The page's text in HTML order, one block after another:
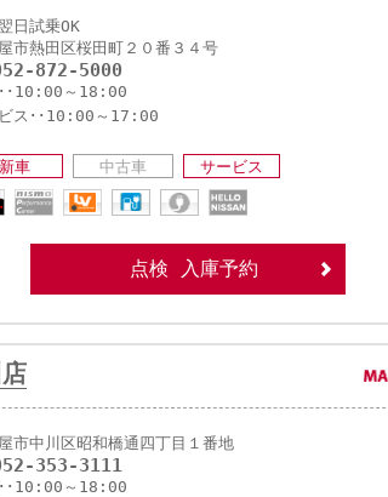
日試乗OK
市熱田区桜田町２０番３４号
872-5000
･10:00～18:00
ス･･10:00～17:00
新車 中古車 サービス
点検 入庫予約
市中川区昭和橋通四丁目１番地
353-3111
･10:00～18:00